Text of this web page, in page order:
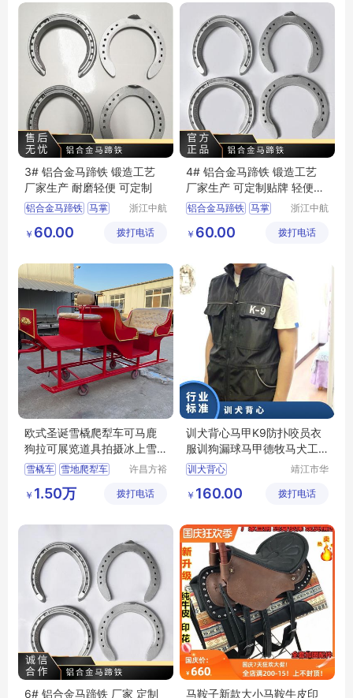
3# 铝合金马蹄铁 锻造工艺
厂家生产 耐磨轻便 可定制
铝合金马蹄铁 马掌
浙江中航
有限公司
￥ 60.00 拨打电话
4# 铝合金马蹄铁 锻造工艺
厂家生产 可定制贴牌 轻便耐
磨
铝合金马蹄铁 马掌
浙江中航
有限公司
￥ 60.00 拨打电话
欧式圣诞雪橇爬犁车可马鹿
狗拉可展览道具拍摄冰上雪
地都可滑行
雪橇车 雪地爬犁车
许昌方裕
限公司
￥ 1.50万 拨打电话
训犬背心马甲K9防扑咬员衣
服训狗漏球马甲德牧马犬工
作犬训练江苏华卫
训犬背心
训狗漏球马甲
靖江市华
技有限公
￥ 160.00 拨打电话
6# 铝合金马蹄铁 厂家 定制 马鞍子新款大小马鞍牛皮印